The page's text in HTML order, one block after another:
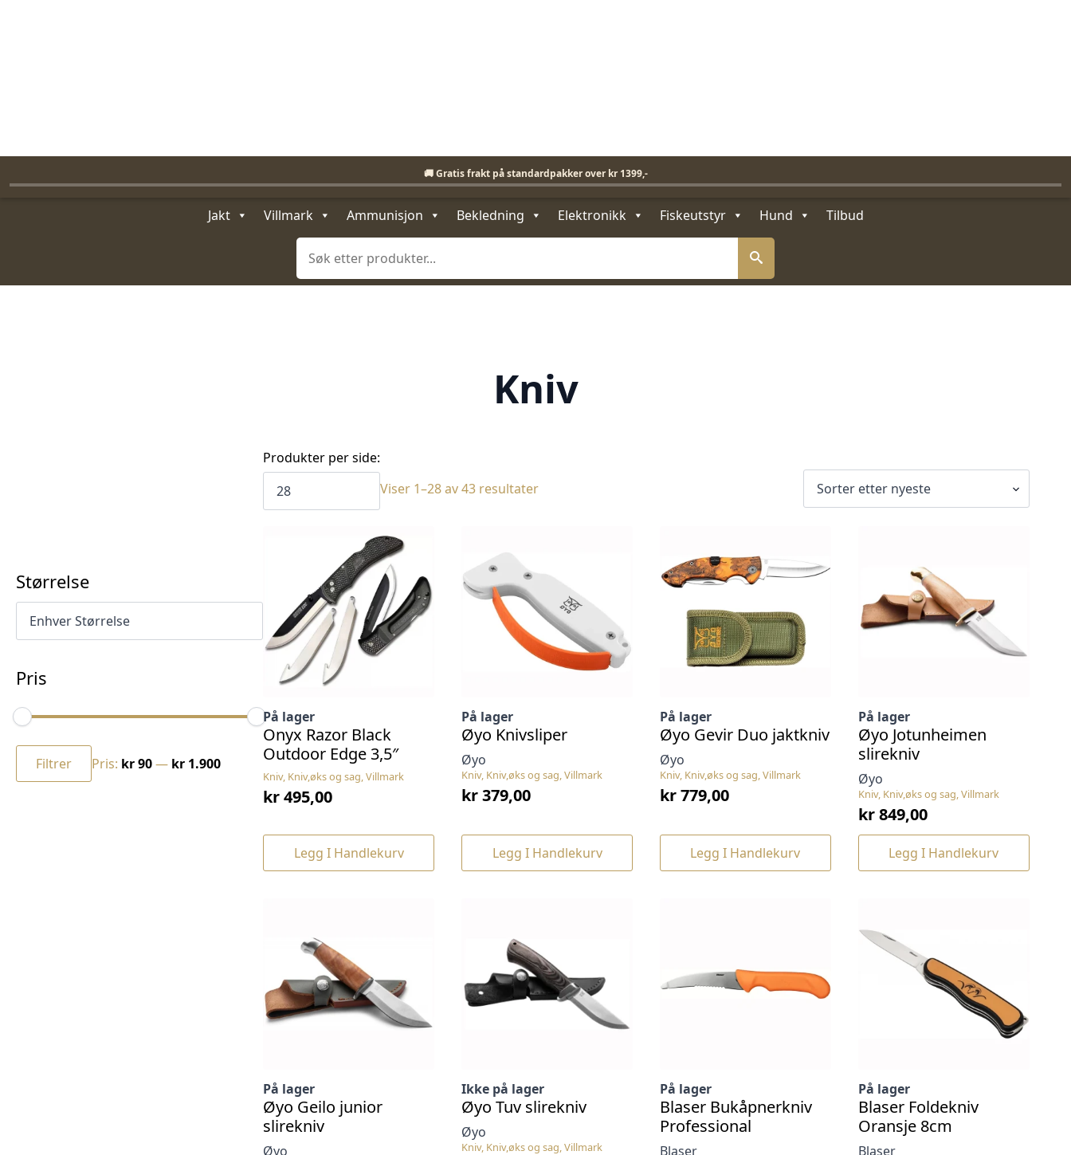
Jakt Villmark Ammunisjon Bekledning Elektronikk Fiskeutstyr Hund
Tilbud
Søk
Kniv
Størrelse
Pris
Min.
pris
Makspris
Filtrer Pris: kr 90— kr 1.900
Produkter per side:
Viser 1–28 av 43 resultaterSortert
Kniv, Kniv,øks og sag, Villmark
På lager
Onyx Razor Black
Outdoor Edge 3,5″
kr495,00
Legg I Handlekurv
Kniv, Kniv,øks og sag, Villmark
Øyo
På lager
Øyo Knivsliper
kr379,00
Legg I Handlekurv
Kniv, Kniv,øks og sag, Villmark
Øyo
På lager
Øyo Gevir Duo jaktkniv
kr779,00
Legg I Handlekurv
Kniv, Kniv,øks og sag, Villmark
Øyo
På lager
Øyo Jotunheimen
slirekniv
kr849,00
Legg I Handlekurv
Øyo
På lager
Øyo Geilo junior
slirekniv
Kniv, Kniv,øks og sag, Villmark
Øyo
Ikke på lager
Øyo Tuv slirekniv
Blaser
På lager
Blaser Bukåpnerkniv
Professional
Blaser
På lager
Blaser Foldekniv
Oransje 8cm